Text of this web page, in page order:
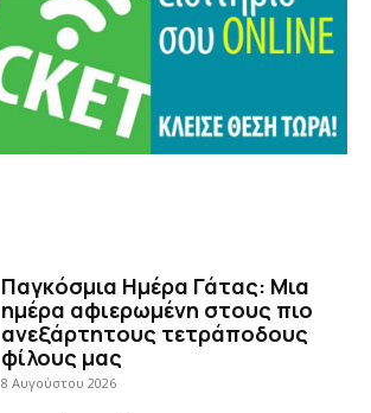
Παγκόσμια Ημέρα Γάτας: Μια
ημέρα αφιερωμένη στους πιο
ανεξάρτητους τετράποδους
φίλους μας
8 Αυγούστου 2026